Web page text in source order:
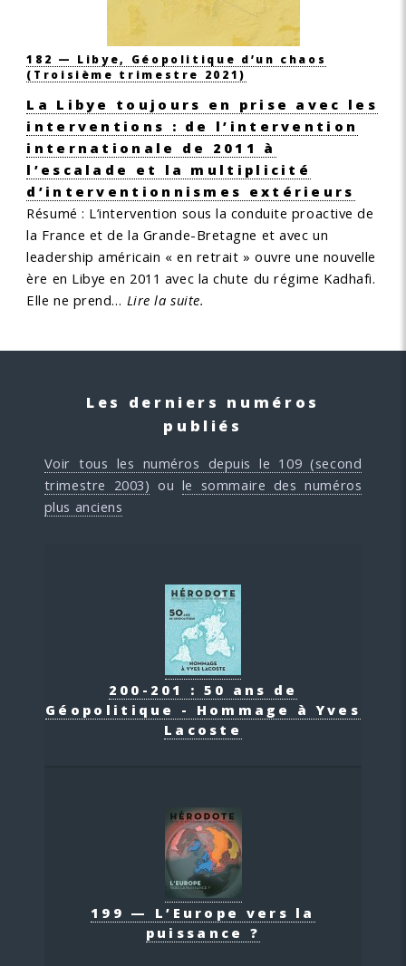
182 — Libye, Géopolitique d’un chaos
(Troisième trimestre 2021)
La Libye toujours en prise avec les
interventions : de l’intervention
internationale de 2011 à
l’escalade et la multiplicité
d’interventionnismes extérieurs
Résumé : L’intervention sous la conduite proactive de
la France et de la Grande-Bretagne et avec un
leadership américain « en retrait » ouvre une nouvelle
ère en Libye en 2011 avec la chute du régime Kadhafi.
Elle ne prend… Lire la suite.
Les derniers numéros
publiés
Voir tous les numéros depuis le 109 (second
trimestre 2003) ou le sommaire des numéros
plus anciens
200-201 : 50 ans de
Géopolitique - Hommage à Yves
Lacoste
199 — L’Europe vers la
puissance ?